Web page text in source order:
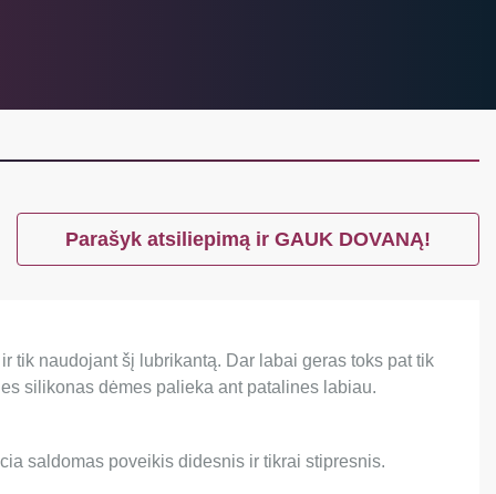
Parašyk atsiliepimą ir GAUK DOVANĄ!
tik naudojant šį lubrikantą. Dar labai geras toks pat tik
silikonas dėmes palieka ant patalines labiau.
saldomas poveikis didesnis ir tikrai stipresnis.